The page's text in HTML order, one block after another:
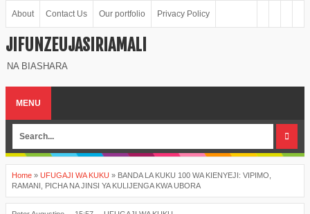
About Contact Us Our portfolio Privacy Policy
JIFUNZEUJASIRIAMALI
NA BIASHARA
MENU
Home » UFUGAJI WA KUKU » BANDA LA KUKU 100 WA KIENYEJI: VIPIMO,
RAMANI, PICHA NA JINSI YA KULIJENGA KWA UBORA